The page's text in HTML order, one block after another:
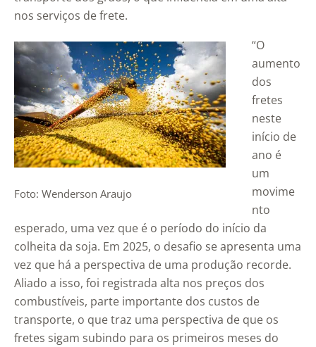
nos serviços de frete.
Foto: Wenderson Araujo
“O
aumento
dos
fretes
neste
início de
ano é
um
movime
nto
esperado, uma vez que é o período do início da
colheita da soja. Em 2025, o desafio se apresenta uma
vez que há a perspectiva de uma produção recorde.
Aliado a isso, foi registrada alta nos preços dos
combustíveis, parte importante dos custos de
transporte, o que traz uma perspectiva de que os
fretes sigam subindo para os primeiros meses do